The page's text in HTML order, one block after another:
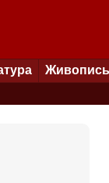
Живопись